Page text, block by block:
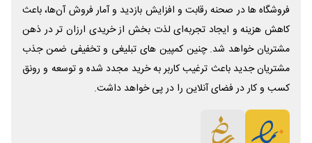
فروشگاه ها در صحنه رقابت و افزایش بازدید و آمار فروش آن‌ها، باعث
کاهش هزینه و ایجاد تجربه‌ای لذت بخش از خریدی ارزان تر در ذهن
مشتریان خواهد شد. چنین کمپین های تبلیغی و تخفیفی ضمن جذب
مشتریان جدید باعث ترغیب کاربر به خرید مجدد شده و توسعه و رونق
کسب و کار در فضای آنلاین را در پی خواهد داشت.